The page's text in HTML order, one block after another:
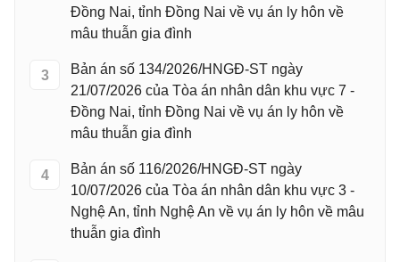
Đồng Nai, tỉnh Đồng Nai về vụ án ly hôn về
mâu thuẫn gia đình
3
Bản án số 134/2026/HNGĐ-ST ngày
21/07/2026 của Tòa án nhân dân khu vực 7 -
Đồng Nai, tỉnh Đồng Nai về vụ án ly hôn về
mâu thuẫn gia đình
4
Bản án số 116/2026/HNGĐ-ST ngày
10/07/2026 của Tòa án nhân dân khu vực 3 -
Nghệ An, tỉnh Nghệ An về vụ án ly hôn về mâu
thuẫn gia đình